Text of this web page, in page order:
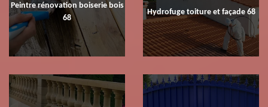
Peintre rénovation boiserie bois
68
Hydrofuge toiture et façade 68